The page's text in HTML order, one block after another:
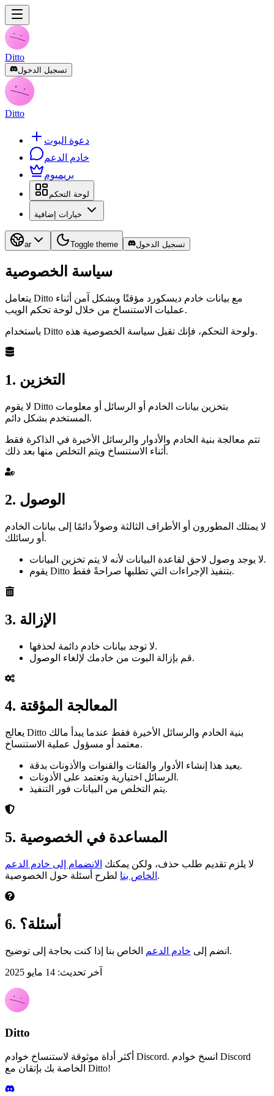
Ditto
تسجيل الدخول
Ditto
دعوة البوت
خادم الدعم
بريميوم
لوحة التحكم
خيارات إضافية
ar Toggle theme تسجيل الدخول
سياسة الخصوصية
يتعامل Ditto مع بيانات خادم ديسكورد مؤقتًا وبشكل آمن أثناء
عمليات الاستنساخ من خلال لوحة تحكم الويب.
باستخدام Ditto ولوحة التحكم، فإنك تقبل سياسة الخصوصية هذه.
1. التخزين
لا يقوم Ditto بتخزين بيانات الخادم أو الرسائل أو معلومات
المستخدم بشكل دائم.
تتم معالجة بنية الخادم والأدوار والرسائل الأخيرة في الذاكرة فقط
أثناء الاستنساخ ويتم التخلص منها بعد ذلك.
2. الوصول
لا يمتلك المطورون أو الأطراف الثالثة وصولاً دائمًا إلى بيانات الخادم
أو رسائلك.
لا يوجد وصول لاحق لقاعدة البيانات لأنه لا يتم تخزين البيانات.
يقوم Ditto بتنفيذ الإجراءات التي تطلبها صراحةً فقط.
3. الإزالة
لا توجد بيانات خادم دائمة لحذفها.
قم بإزالة البوت من خادمك لإلغاء الوصول.
4. المعالجة المؤقتة
يعالج Ditto بنية الخادم والرسائل الأخيرة فقط عندما يبدأ مالك
معتمد أو مسؤول عملية الاستنساخ.
يعيد هذا إنشاء الأدوار والفئات والقنوات والأذونات بدقة.
الرسائل اختيارية وتعتمد على الأذونات.
يتم التخلص من البيانات فور التنفيذ.
5. المساعدة في الخصوصية
لا يلزم تقديم طلب حذف، ولكن يمكنك الانضمام إلى خادم الدعم
الخاص بنا لطرح أسئلة حول الخصوصية.
6. أسئلة؟
انضم إلى خادم الدعم الخاص بنا إذا كنت بحاجة إلى توضيح.
آخر تحديث: 14 مايو 2025
Ditto
أكثر أداة موثوقة لاستنساخ خوادم Discord. انسخ خوادم Discord
الخاصة بك بإتقان مع Ditto!